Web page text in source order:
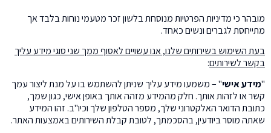
מובהר כי מדיניות הפרטיות מנוסחת בלשון זכר מטעמי נוחות בלבד אך
מתייחסת לגברים ונשים כאחד.
בעת השימוש בשירותים שלנו, אנו עשויים לאסוף ממך שני סוגי מידע עליך
בקשר לשירותים:
"מידע אישי" – משמעו מידע עליך שניתן להשתמש בו על מנת ליצור עמך
קשר או לזהות אותך. חלק מהמידע מזהה אותך באופן אישי, כגון שמך,
כתובת הדואר האלקטרוני שלך, מספר הטלפון שלך וכיו"ב. זהו המידע
שאתה מוסר ביודעין, בהסכמתך, לטובת קבלת השירותים באמצעות האתר.